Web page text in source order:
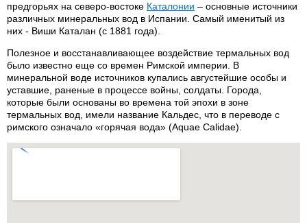
предгорьях на северо-востоке Каталонии – основные источники
различных минеральных вод в Испании. Самый именитый из
них - Виши Каталан (с 1881 года).
Полезное и восстанавливающее воздействие термальных вод
было известно еще со времен Римской империи. В
минеральной воде источников купались августейшие особы и
уставшие, раненые в процессе войны, солдаты. Города,
которые были основаны во времена той эпохи в зоне
термальных вод, имели название Кальдес, что в переводе с
римского означало «горячая вода» (Aquae Calidae).